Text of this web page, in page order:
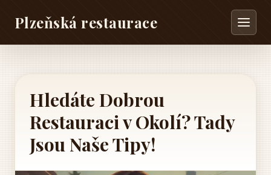
Plzeňská restaurace
Hledáte Dobrou
Restauraci v Okolí? Tady
Jsou Naše Tipy!